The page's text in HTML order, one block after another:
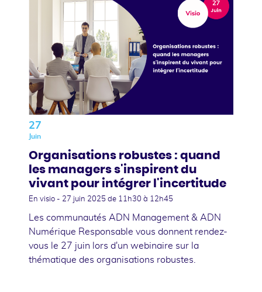
27
Juin
Organisations robustes : quand
les managers s'inspirent du
vivant pour intégrer l'incertitude
En visio - 27 juin 2025 de 11h30 à 12h45
Les communautés ADN Management & ADN
Numérique Responsable vous donnent rendez-
vous le 27 juin lors d'un webinaire sur la
thématique des organisations robustes.